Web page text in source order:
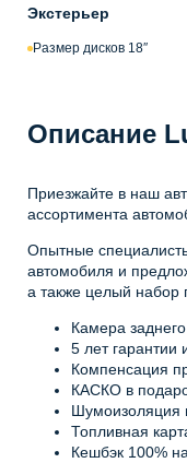
Экстерьер
Размер дисков 18″
Описание
Приезжайте в наш
ассортимента
Опытные
автомобиля и
а также целый набор
Камера
5 лет гарантии
Компенсация
КАСКО в
Шумоизоляция
Топливная
Кешбэк 100%